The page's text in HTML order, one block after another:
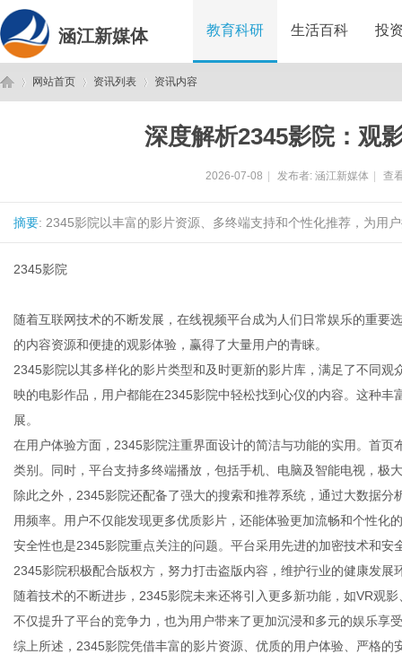
涵江新媒体 教育科研 生活百科 投
网站首页 资讯列表 资讯内容
深度解析2345影院：观
2026-07-08 发布者: 涵江新媒体 查
摘要: 2345影院以丰富的影片资源、多终端支持和个性化推荐，为用
2345影院
随着互联网技术的不断发展，在线视频平台成为人们日常娱乐的重要
的内容资源和便捷的观影体验，赢得了大量用户的青睐。
2345影院以其多样化的影片类型和及时更新的影片库，满足了不同
映的电影作品，用户都能在2345影院中轻松找到心仪的内容。这种
展。
在用户体验方面，2345影院注重界面设计的简洁与功能的实用。首
类别。同时，平台支持多终端播放，包括手机、电脑及智能电视，极
除此之外，2345影院还配备了强大的搜索和推荐系统，通过大数据
用频率。用户不仅能发现更多优质影片，还能体验更加流畅和个性化
安全性也是2345影院重点关注的问题。平台采用先进的加密技术和
2345影院积极配合版权方，努力打击盗版内容，维护行业的健康发展
随着技术的不断进步，2345影院未来还将引入更多新功能，如VR观
不仅提升了平台的竞争力，也为用户带来了更加沉浸和多元的娱乐享
综上所述，2345影院凭借丰富的影片资源、优质的用户体验、严格